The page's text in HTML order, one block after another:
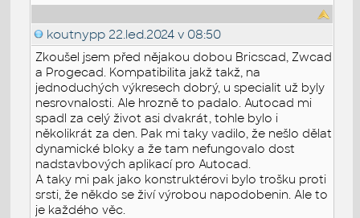
koutnypp 22.led.2024 v 08:50
Zkoušel jsem před nějakou dobou Bricscad, Zwcad
a Progecad. Kompatibilita jakž takž, na
jednoduchých výkresech dobrý, u specialit už byly
nesrovnalosti. Ale hrozně to padalo. Autocad mi
spadl za celý život asi dvakrát, tohle bylo i
několikrát za den. Pak mi taky vadilo, že nešlo dělat
dynamické bloky a že tam nefungovalo dost
nadstavbových aplikací pro Autocad.
A taky mi pak jako konstruktérovi bylo trošku proti
srsti, že někdo se živí výrobou napodobenin. Ale to
je každého věc.